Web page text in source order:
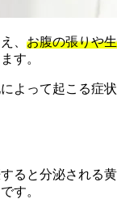
、 お腹の張りや生
す。
よって起こる症状
ると分泌される黄
す。